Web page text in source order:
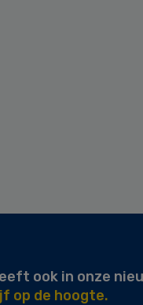
ook in onze
op de hoogte.